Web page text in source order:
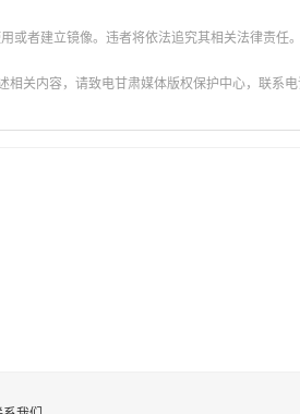
者建立镜像。违者将依法追究其相关法律责任。
关内容，请致电甘肃媒体版权保护中心，联系电